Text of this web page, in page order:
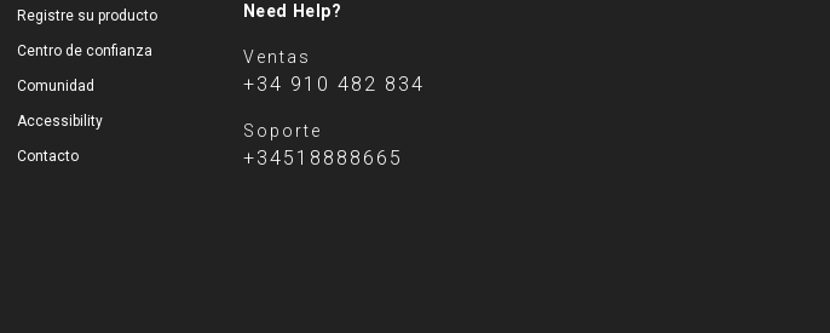
Registre su producto
Centro de confianza
Comunidad
Accessibility
Contacto
Need Help?
Ventas
+34 910 482 834
Soporte
+34518888665